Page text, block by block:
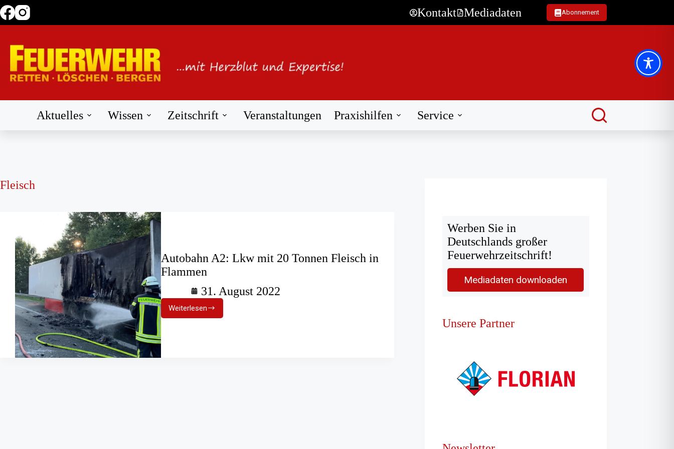
Zum
Inhalt
Kontakt Mediadaten Abonnement
Aktuelles Wissen Zeitschrift Veranstaltungen Praxishilfen Service
Fleisch
Autobahn A2: Lkw mit 20 Tonnen Fleisch in
Flammen
31. August 2022
Weiterlesen
Autobahn
A2:
Werben Sie in
Deutschlands großer
Feuerwehrzeitschrift!
Mediadaten downloaden
Unsere Partner